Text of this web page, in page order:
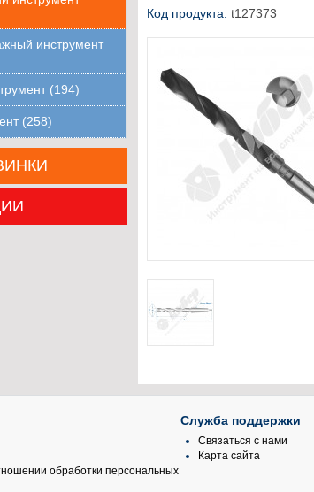
инструмент
(194)
(258)
Код продукта: t127373
обработки персональных
Служба поддержки
Связаться с нами
Карта сайта